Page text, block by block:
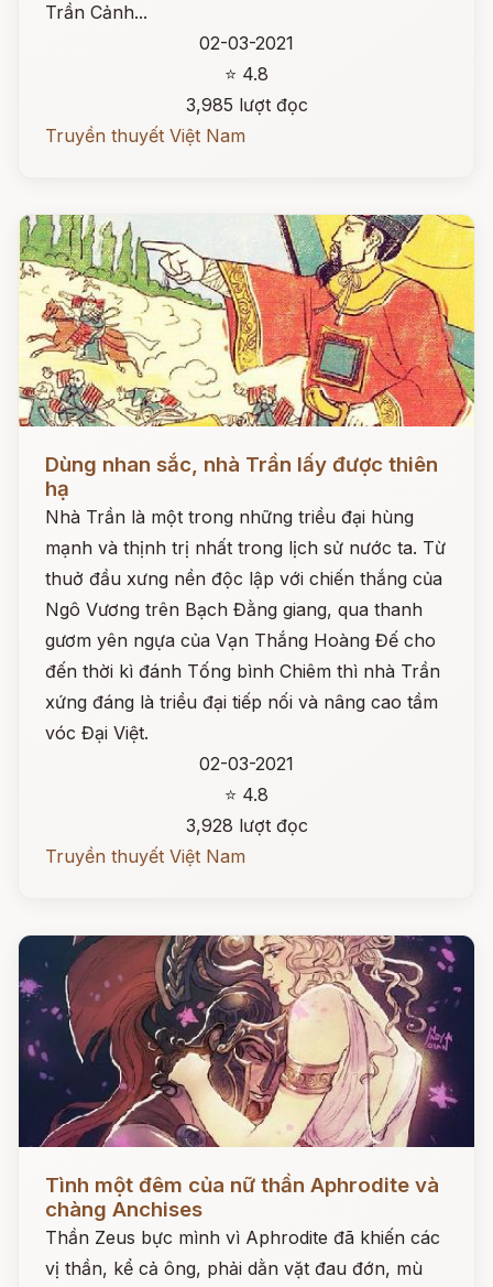
Trần Cảnh...
02-03-2021
⭐ 4.8
3,985 lượt đọc
Truyền thuyết Việt Nam
Dùng nhan sắc, nhà Trần lấy được thiên
hạ
Nhà Trần là một trong những triều đại hùng
mạnh và thịnh trị nhất trong lịch sử nước ta. Từ
thuở đầu xưng nền độc lập với chiến thắng của
Ngô Vương trên Bạch Đằng giang, qua thanh
gươm yên ngựa của Vạn Thắng Hoàng Đế cho
đến thời kì đánh Tống bình Chiêm thì nhà Trần
xứng đáng là triều đại tiếp nối và nâng cao tầm
vóc Đại Việt.
02-03-2021
⭐ 4.8
3,928 lượt đọc
Truyền thuyết Việt Nam
Tình một đêm của nữ thần Aphrodite và
chàng Anchises
Thần Zeus bực mình vì Aphrodite đã khiến các
vị thần, kể cả ông, phải dằn vặt đau đớn, mù